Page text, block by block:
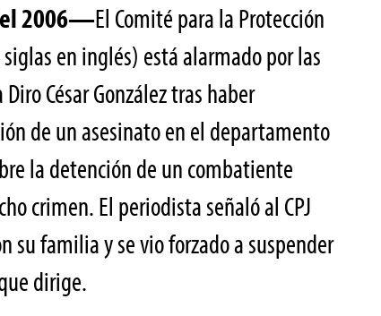
2006—El Comité para la Protección
siglas en inglés) está alarmado por las
César González tras haber
de un asesinato en el departamento
la detención de un combatiente
crimen. El periodista señaló al CPJ
su familia y se vio forzado a suspender
dirige.